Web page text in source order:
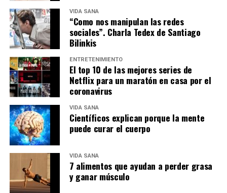
VIDA SANA
“Como nos manipulan las redes
sociales”. Charla Tedex de Santiago
Bilinkis
ENTRETENIMIENTO
El top 10 de las mejores series de
Netflix para un maratón en casa por el
coronavirus
VIDA SANA
Científicos explican porque la mente
puede curar el cuerpo
VIDA SANA
7 alimentos que ayudan a perder grasa
y ganar músculo